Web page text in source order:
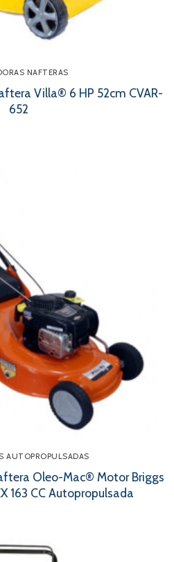
NAFTERAS
Villa® 6 HP 52cm CVAR-
652
AUTOPROPULSADAS
Oleo-Mac® Motor Briggs
163 CC Autopropulsada